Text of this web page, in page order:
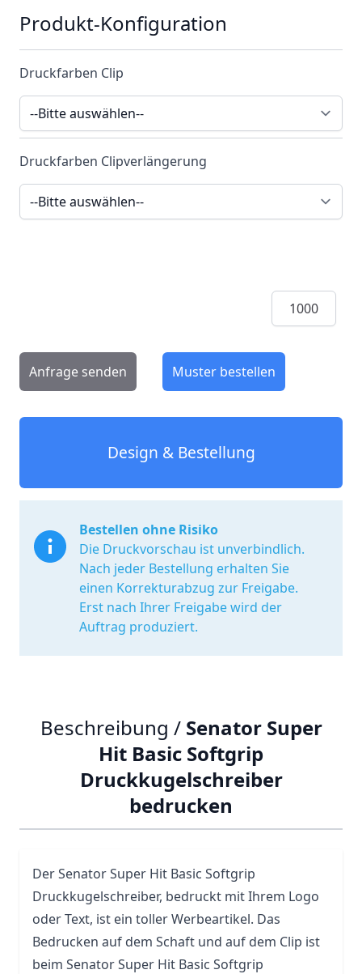
Produkt-Konfiguration
Druckfarben Clip
Druckfarben Clipverlängerung
Menge
Anfrage senden Muster bestellen
Design & Bestellung
Bestellen ohne Risiko
Die Druckvorschau ist unverbindlich.
Nach jeder Bestellung erhalten Sie
einen Korrekturabzug zur Freigabe.
Erst nach Ihrer Freigabe wird der
Auftrag produziert.
Beschreibung / Senator Super
Hit Basic Softgrip
Druckkugelschreiber
bedrucken
DerSenator Super Hit Basic Softgrip
Druckkugelschreiber, bedruckt mit Ihrem Logo
oder Text, ist ein toller Werbeartikel. Das
Bedrucken auf dem Schaft und auf dem Clip ist
beim Senator Super Hit Basic Softgrip